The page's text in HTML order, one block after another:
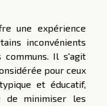
une expérience
inconvénients
communs. Il s'agit
pour ceux
et éducatif,
de minimiser les